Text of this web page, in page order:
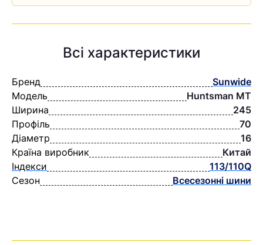
Всі характеристики
Бренд
Sunwide
Модель
Huntsman MT
Ширина
245
Профіль
70
Діаметр
16
Країна виробник
Китай
Індекси
113/110Q
Сезон
Всесезонні шини